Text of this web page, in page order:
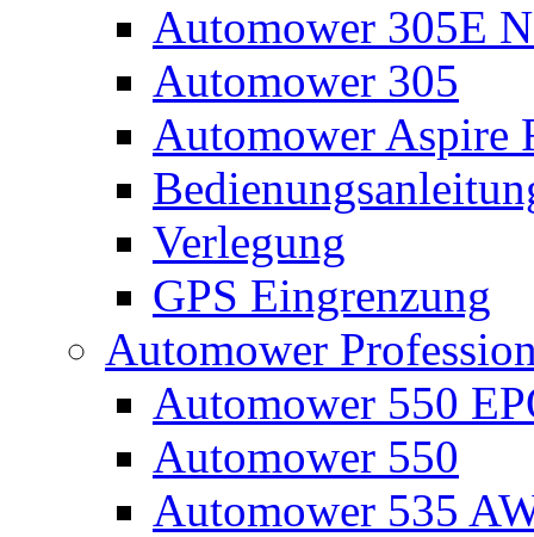
Automower 305E
Automower 305
Automower Aspire
Verlegung
GPS Eingrenzung
Automower
Automower 550
Automower 550
Automower 535